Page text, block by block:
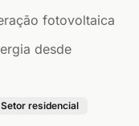
fotovoltaica
desde
Setor residencial